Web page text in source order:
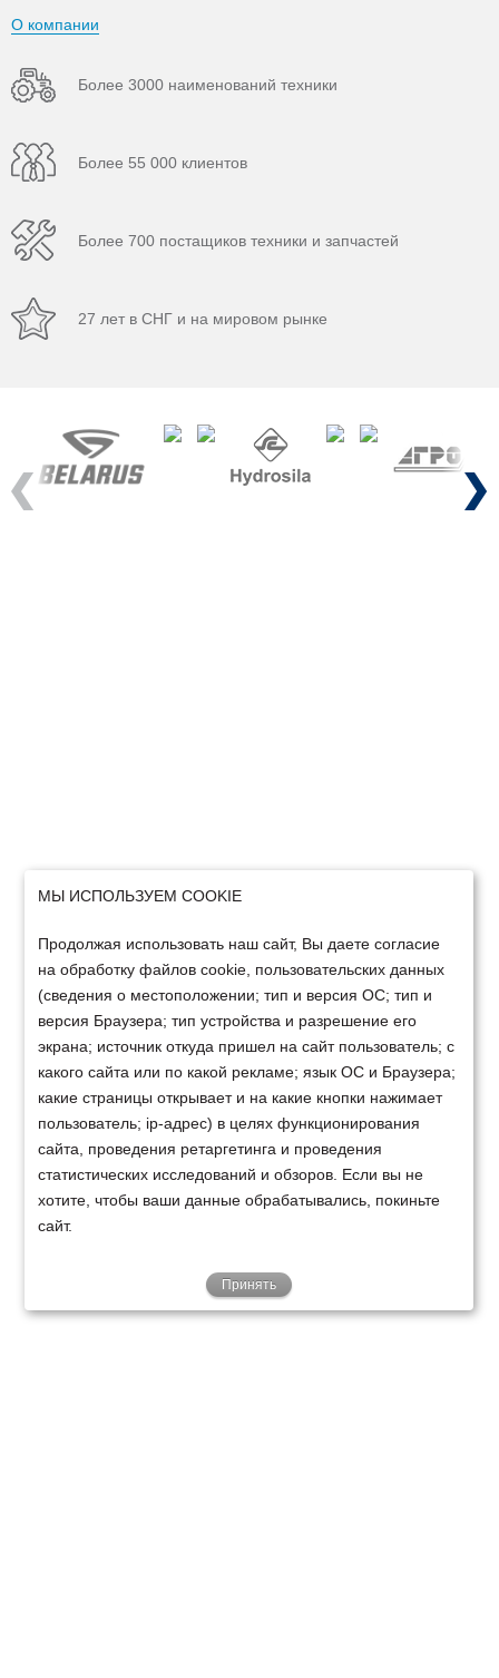
О компании
Более 3000 наименований техники
Более 55 000 клиентов
Более 700 постащиков техники и запчастей
27 лет в СНГ и на мировом рынке
Previous Next
МЫ ИСПОЛЬЗУЕМ COOKIE
Продолжая использовать наш сайт, Вы даете согласие
на обработку файлов cookie, пользовательских данных
(сведения о местоположении; тип и версия ОС; тип и
версия Браузера; тип устройства и разрешение его
экрана; источник откуда пришел на сайт пользователь; с
какого сайта или по какой рекламе; язык ОС и Браузера;
какие страницы открывает и на какие кнопки нажимает
пользователь; ip-адрес) в целях функционирования
сайта, проведения ретаргетинга и проведения
статистических исследований и обзоров. Если вы не
хотите, чтобы ваши данные обрабатывались, покиньте
сайт.
Принять